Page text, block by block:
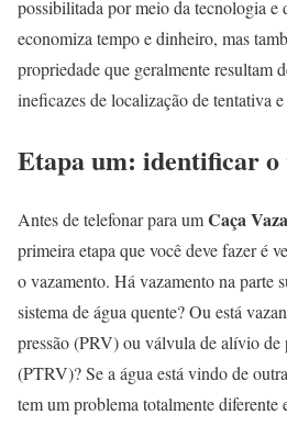
possibilitada por meio da tecnologia e
economiza tempo e dinheiro, mas
propriedade que geralmente resultam
ineficazes de localização de tentativa
Etapa um: identificar o
Antes de telefonar para umCaça
primeira etapa que você deve fazer é
o vazamento. Há vazamento na parte
sistema de água quente? Ou está
pressão (PRV) ou válvula de alívio de
(PTRV)? Se a água está vindo de
tem um problema totalmente diferente